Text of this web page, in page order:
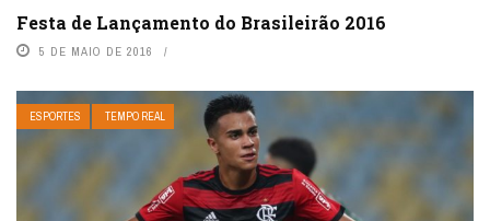
Festa de Lançamento do Brasileirão 2016
5 DE MAIO DE 2016
ESPORTES TEMPO REAL